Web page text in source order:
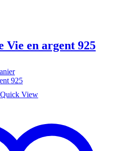
en argent 925
Quick View